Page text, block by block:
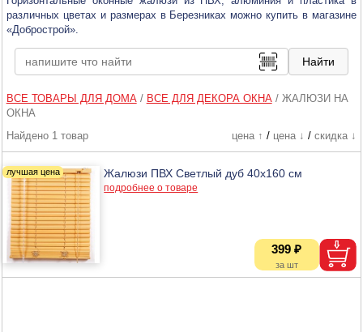
различных цветах и размерах в Березниках можно купить в магазине
«Добрострой».
ВСЕ ТОВАРЫ ДЛЯ ДОМА/ ВСЕ ДЛЯ ДЕКОРА ОКНА/ ЖАЛЮЗИ НА
ОКНА
Найдено 1 товар
цена ↑ / цена ↓ / скидка ↓
Жалюзи ПВХ Светлый дуб 40х160 см
подробнее о товаре
399 ₽